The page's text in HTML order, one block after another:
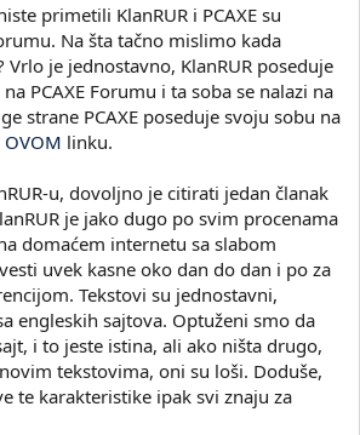
primetili KlanRUR i PCAXE su
Na šta tačno mislimo kada
Vrlo je jednostavno, KlanRUR poseduje
PCAXE Forumu i ta soba se nalazi na
strane PCAXE poseduje svoju sobu na
OVOM linku.
u, dovoljno je citirati jedan članak
je jako dugo po svim procenama
domaćem internetu sa slabom
uvek kasne oko dan do dan i po za
Tekstovi su jednostavni,
engleskih sajtova. Optuženi smo da
i to jeste istina, ali ako ništa drugo,
tekstovima, oni su loši. Doduše,
te karakteristike ipak svi znaju za